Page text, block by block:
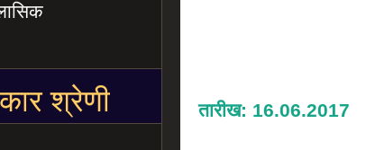
तारीख: 16.06.2017
श्रेणी